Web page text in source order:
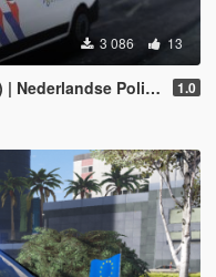
3 086 13
Politie 1.0